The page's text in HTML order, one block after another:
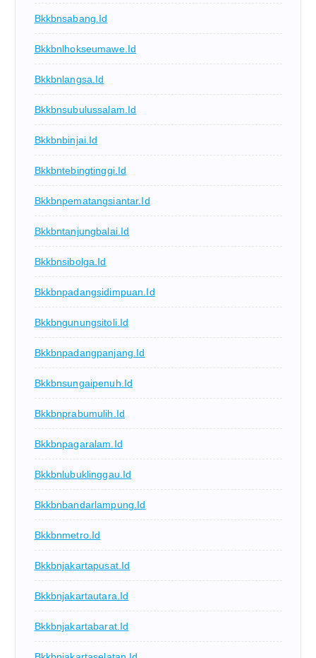
Bkkbnsabang.id
Bkkbnlhokseumawe.id
Bkkbnlangsa.id
Bkkbnsubulussalam.id
Bkkbnbinjai.id
Bkkbntebingtinggi.id
Bkkbnpematangsiantar.id
Bkkbntanjungbalai.id
Bkkbnsibolga.id
Bkkbnpadangsidimpuan.id
Bkkbngunungsitoli.id
Bkkbnpadangpanjang.id
Bkkbnsungaipenuh.id
Bkkbnprabumulih.id
Bkkbnpagaralam.id
Bkkbnlubuklinggau.id
Bkkbnbandarlampung.id
Bkkbnmetro.id
Bkkbnjakartapusat.id
Bkkbnjakartautara.id
Bkkbnjakartabarat.id